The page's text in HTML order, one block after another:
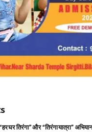
“हर घर तिरंगा” और “तिरंगा यात्रा”